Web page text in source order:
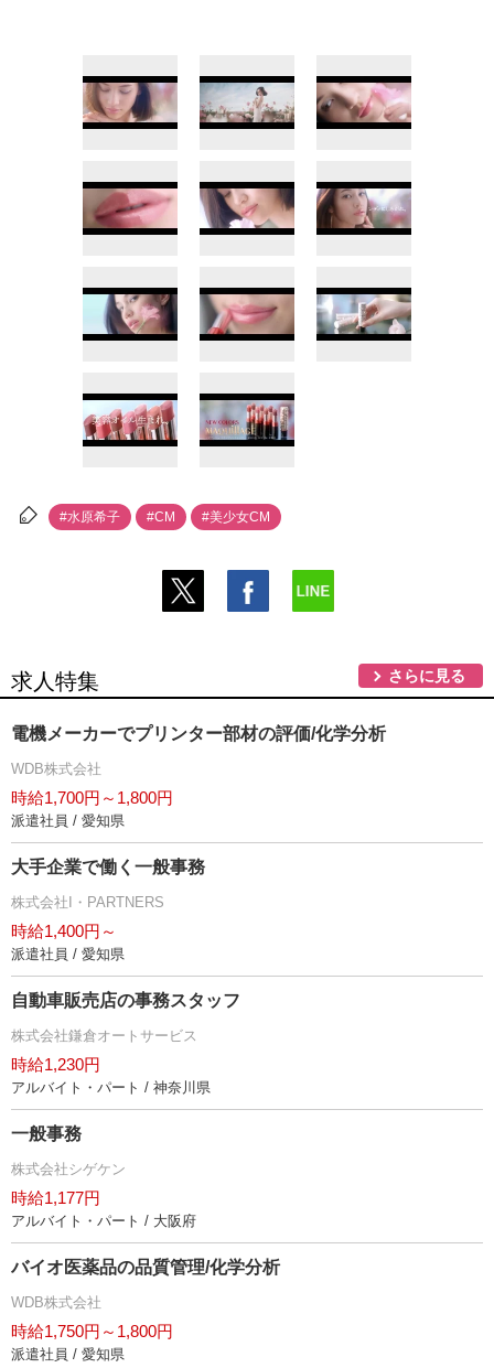
#水原希子 #CM #美少女CM
求人特集 さらに見る
電機メーカーでプリンター部材の評価/化学分析
WDB株式会社
時給1,700円～1,800円
派遣社員 / 愛知県
大手企業で働く一般事務
株式会社I・PARTNERS
時給1,400円～
派遣社員 / 愛知県
自動車販売店の事務スタッフ
株式会社鎌倉オートサービス
時給1,230円
アルバイト・パート / 神奈川県
一般事務
株式会社シゲケン
時給1,177円
アルバイト・パート / 大阪府
バイオ医薬品の品質管理/化学分析
WDB株式会社
時給1,750円～1,800円
派遣社員 / 愛知県